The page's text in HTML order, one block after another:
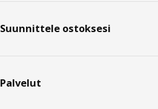
Suunnittele ostoksesi
Palvelut